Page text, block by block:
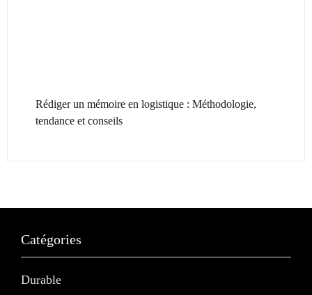
Rédiger un mémoire en logistique : Méthodologie,
tendance et conseils
Catégories
Durable